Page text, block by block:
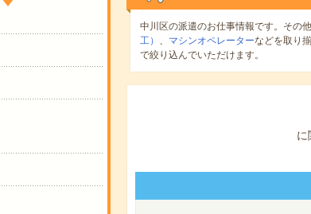
中川区の派遣のお仕事情報です。その他
工） 、 マシンオペレーターなどを取り
で絞り込んでいただけます。
に